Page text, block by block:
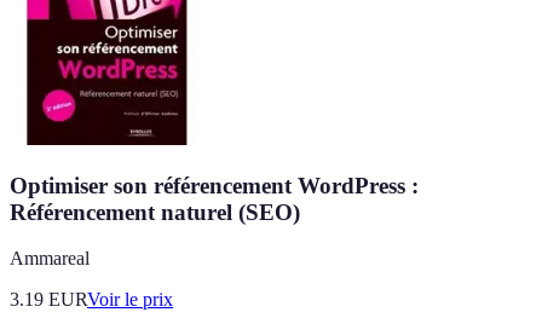
Optimiser son référencement WordPress :
Référencement naturel (SEO)
Ammareal
3.19 EURVoir le prix